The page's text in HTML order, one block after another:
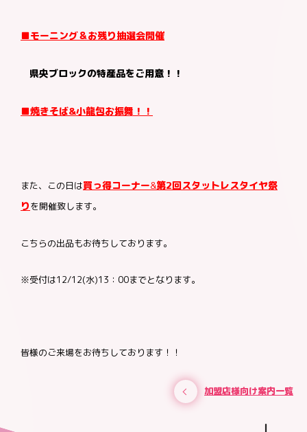
加盟店様向け案内一覧
■モーニング＆お残り抽選会開催
県央ブロックの特産品をご用意！！
■焼きそば&小龍包お振舞！！
また、この日は買っ得コーナー&第2回スタットレスタイヤ祭
りを開催致します。
こちらの出品もお待ちしております。
※受付は12/12(水)13：00までとなります。
皆様のご来場をお待ちしております！！